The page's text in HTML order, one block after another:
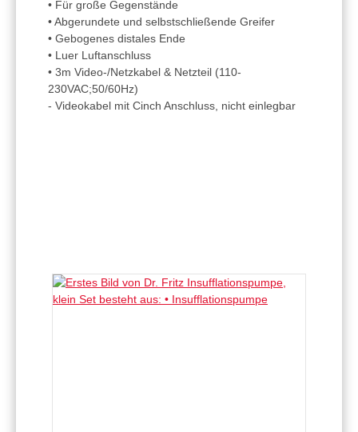
• Für große Gegenstände
• Abgerundete und selbstschließende Greifer
• Gebogenes distales Ende
• Luer Luftanschluss
• 3m Video-/Netzkabel & Netzteil (110-
230VAC;50/60Hz)
- Videokabel mit Cinch Anschluss, nicht einlegbar